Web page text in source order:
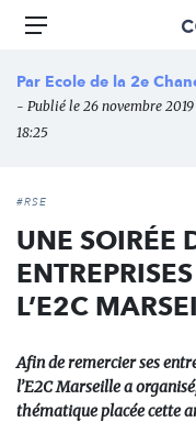
Aller
principal
Menu
Par Ecole de la 2e
- Publié le 26 novembre
18:25
#RSE
UNE SOIRÉE
L’E2C
Afin de remercier ses
l’E2C Marseille a
thématique placée cette